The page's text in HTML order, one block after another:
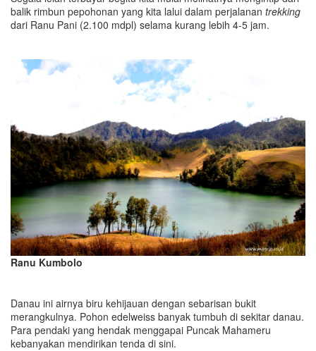
balik rimbun pepohonan yang kita lalui dalam perjalanan trekking
dari Ranu Pani (2.100 mdpl) selama kurang lebih 4-5 jam.
Ranu Kumbolo
Danau ini airnya biru kehijauan dengan sebarisan bukit
merangkulnya. Pohon edelweiss banyak tumbuh di sekitar danau.
Para pendaki yang hendak menggapai Puncak Mahameru
kebanyakan mendirikan tenda di sini.